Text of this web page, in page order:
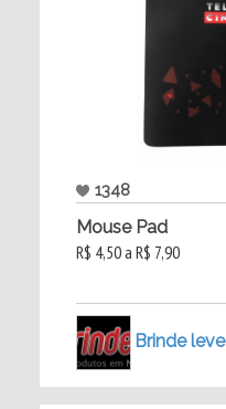
1348
Mouse Pad
R$ 4,50 a R$ 7,90
Brinde leve